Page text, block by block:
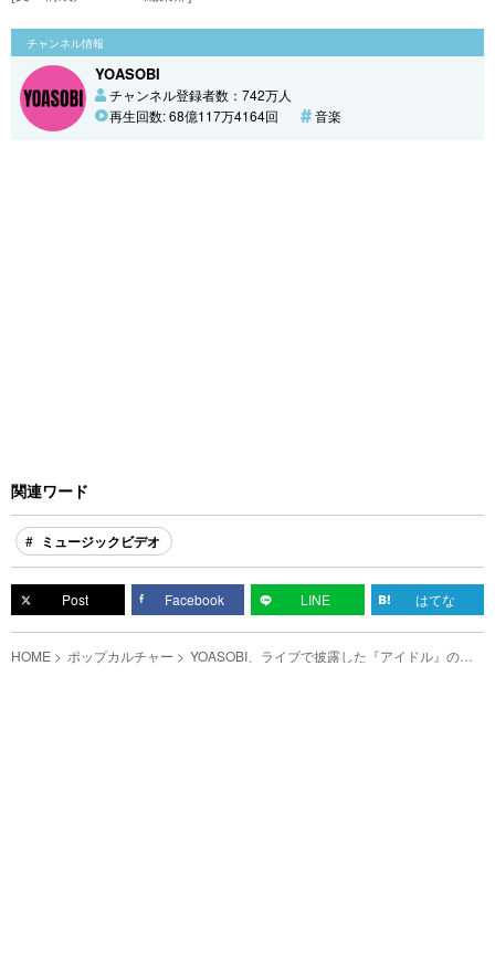
チャンネル情報
YOASOBI
チャンネル登録者数：742万人
再生回数: 68億117万4164回
音楽
関連ワード
ミュージックビデオ
Post Facebook LINE はてな
HOME ポップカルチャー YOASOBI、ライブで披露した『アイドル』の映
像を公開 「本当にすごかった」「すべてがヤバ